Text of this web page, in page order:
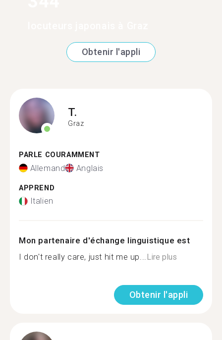
Obtenir l'appli
T.
Graz
PARLE COURAMMENT
Allemand Anglais
APPREND
Italien
Mon partenaire d'échange linguistique est
I don't really care, just hit me up...Lire plus
Obtenir l'appli